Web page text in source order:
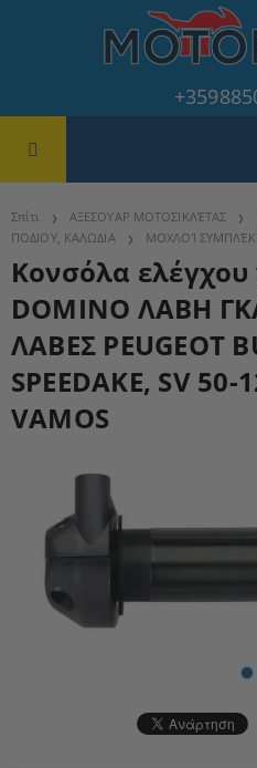
Σπίτι ΑΞΕΣΟΥΑΡ ΜΟΤΟΣΙΚΛΈΤΑΣ
ΠΟΔΙΟΥ, ΚΑΛΩΔΙΑ
ΜΟΧΛΟΊ
Κονσόλα ελέγχου
DOMINO ΛΑΒΗ
ΛΑΒΕΣ PEUGEOT
SPEEDAKE, SV 50-
VAMOS